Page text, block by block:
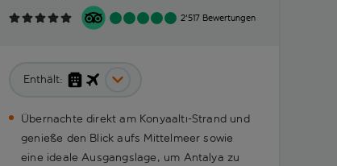
2'517 Bewertungen
Enthält:
Übernachte direkt am Konyaaltı-Strand und
genieße den Blick aufs Mittelmeer sowie
eine ideale Ausgangslage, um Antalya zu